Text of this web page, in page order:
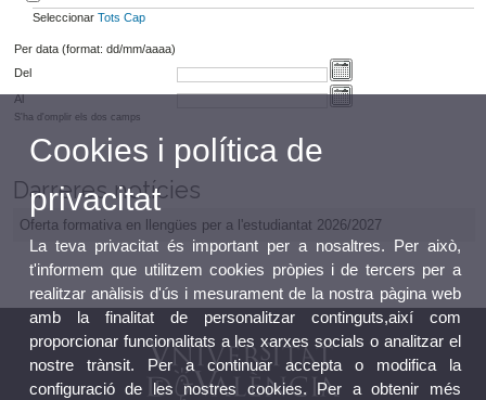
Seleccionar Tots Cap
Per data (format: dd/mm/aaaa)
Del
Al
S'ha d'omplir els dos camps
Darreres notícies
Oferta formativa en llengües per a l'estudiantat 2026/2027
Cookies i política de
privacitat
La teva privacitat és important per a nosaltres. Per això,
t'informem que utilitzem cookies pròpies i de tercers per a
realitzar anàlisis d'ús i mesurament de la nostra pàgina web
amb la finalitat de personalitzar continguts,així com
proporcionar funcionalitats a les xarxes socials o analitzar el
nostre trànsit. Per a continuar accepta o modifica la
configuració de les nostres cookies. Per a obtenir més